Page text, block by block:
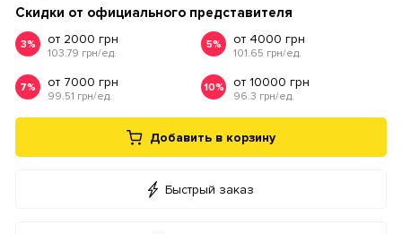
Скидки от официального представителя
3% от 2000 грн
103.79 грн/ед.
5% от 4000 грн
101.65 грн/ед.
7% от 7000 грн
99.51 грн/ед.
10% от 10000 грн
96.3 грн/ед.
Добавить в корзину
Быстрый заказ